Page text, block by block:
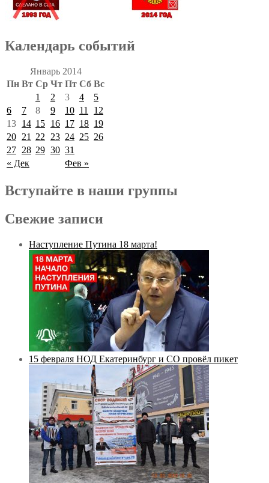
Календарь событий
Январь 2014
Пн Вт Ср Чт Пт Сб Вс
« Дек Фев »
1 2 3 4
5
6
7 8 9 10 11
12
13 14 15 16 17 18 19
20 21 22 23 24 25 26
27 28 29 30 31
Вступайте в наши группы
Свежие записи
Наступление Путина 18 марта!
15 февраля НОД Екатеринбург и СО провёл пикет